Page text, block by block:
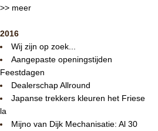
>> meer
2016
Wij zijn op zoek...
Aangepaste openingstijden
Feestdagen
Dealerschap Allround
Japanse trekkers kleuren het Friese
la
Mijno van Dijk Mechanisatie: Al 30